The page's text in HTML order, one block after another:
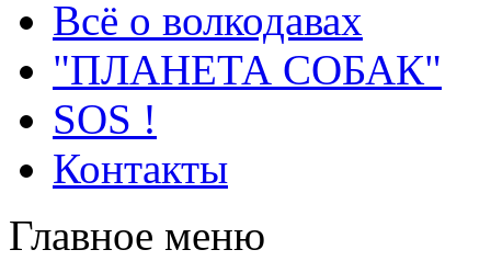
Всё о волкодавах
"ПЛАНЕТА СОБАК"
SOS !
Контакты
Главное меню